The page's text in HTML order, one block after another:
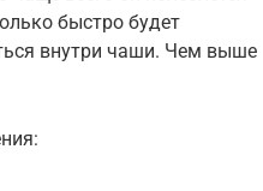
быстро будет
внутри чаши. Чем выше